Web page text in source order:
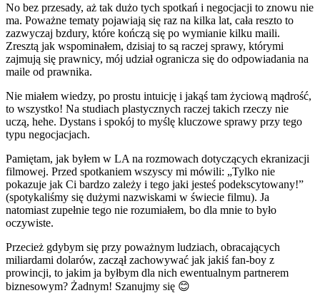
No bez przesady, aż tak dużo tych spotkań i negocjacji to znowu nie
ma. Poważne tematy pojawiają się raz na kilka lat, cała reszto to
zazwyczaj bzdury, które kończą się po wymianie kilku maili.
Zresztą jak wspominałem, dzisiaj to są raczej sprawy, którymi
zajmują się prawnicy, mój udział ogranicza się do odpowiadania na
maile od prawnika.
Nie miałem wiedzy, po prostu intuicję i jakąś tam życiową mądrość,
to wszystko! Na studiach plastycznych raczej takich rzeczy nie
uczą, hehe. Dystans i spokój to myślę kluczowe sprawy przy tego
typu negocjacjach.
Pamiętam, jak byłem w LA na rozmowach dotyczących ekranizacji
filmowej. Przed spotkaniem wszyscy mi mówili: „Tylko nie
pokazuje jak Ci bardzo zależy i tego jaki jesteś podekscytowany!”
(spotykaliśmy się dużymi nazwiskami w świecie filmu). Ja
natomiast zupełnie tego nie rozumiałem, bo dla mnie to było
oczywiste.
Przecież gdybym się przy poważnym ludziach, obracających
miliardami dolarów, zaczął zachowywać jak jakiś fan-boy z
prowincji, to jakim ja byłbym dla nich ewentualnym partnerem
biznesowym? Żadnym! Szanujmy się 😊